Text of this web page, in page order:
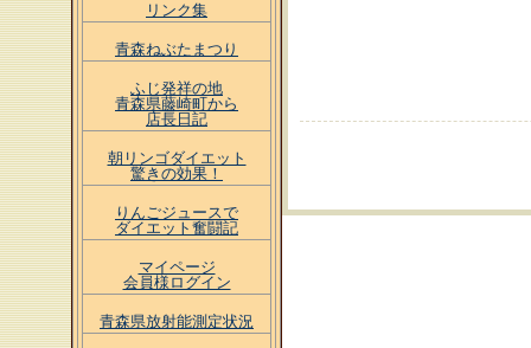
リンク集
青森ねぶたまつり
ふじ発祥の地
青森県藤崎町から
店長日記
朝リンゴダイエット
驚きの効果！
りんごジュースで
ダイエット奮闘記
マイページ
会員様ログイン
青森県放射能測定状況